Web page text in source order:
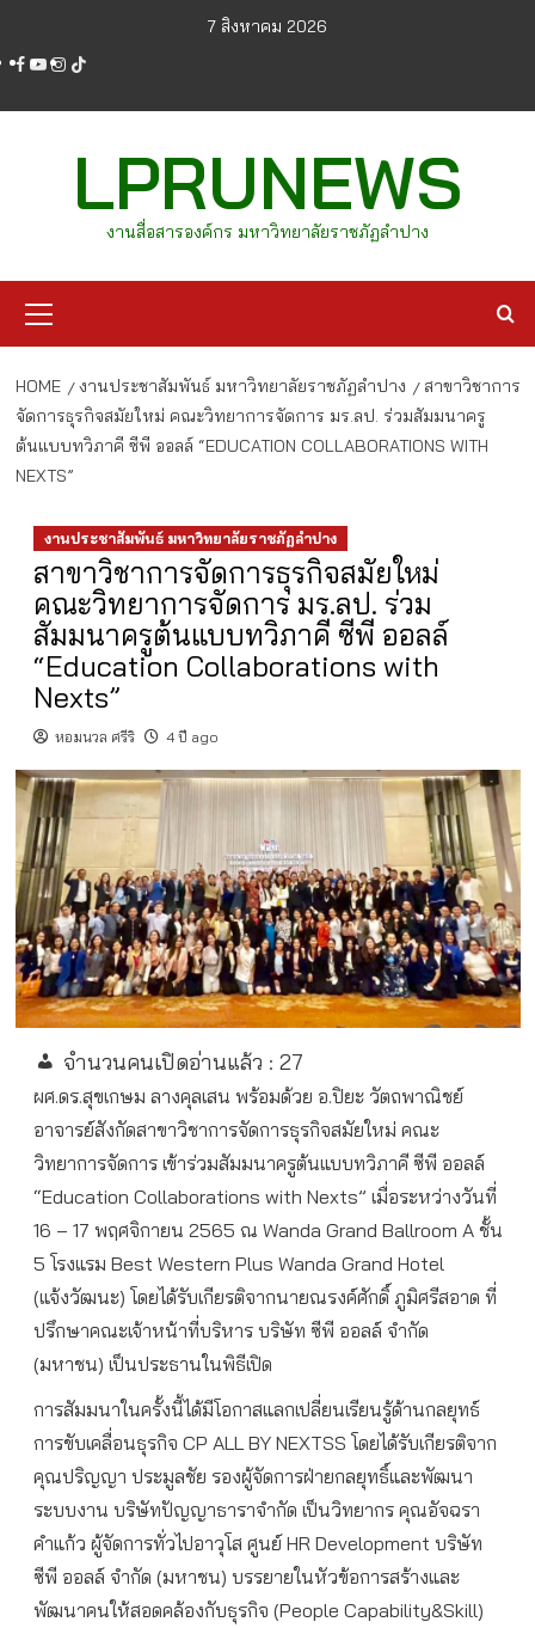
content
7 สิงหาคม 2026
facebook
youtube
instagram
tiktok
LPRUNEWS
งานสื่อสารองค์กร มหาวิทยาลัยราชภัฏลำปาง
Menu
HOME งานประชาสัมพันธ์ มหาวิทยาลัยราชภัฏลำปาง
สาขาวิชาการ
จัดการธุรกิจสมัยใหม่ คณะวิทยาการจัดการ มร.ลป. ร่วมสัมมนาครู
ต้นแบบทวิภาคี ซีพี ออลล์ “EDUCATION COLLABORATIONS WITH
NEXTS”
งานประชาสัมพันธ์ มหาวิทยาลัยราชภัฏลำปาง
สาขาวิชาการจัดการธุรกิจสมัยใหม่
คณะวิทยาการจัดการ มร.ลป. ร่วม
สัมมนาครูต้นแบบทวิภาคี ซีพี ออลล์
“Education Collaborations with
Nexts”
หอมนวล ศรีริ 4 ปี ago
จำนวนคนเปิดอ่านแล้ว : 27
ผศ.ดร.สุขเกษม ลางคุลเสน พร้อมด้วย อ.ปิยะ วัตถพาณิชย์
อาจารย์สังกัดสาขาวิชาการจัดการธุรกิจสมัยใหม่ คณะ
วิทยาการจัดการ เข้าร่วมสัมมนาครูต้นแบบทวิภาคี ซีพี ออลล์
“Education Collaborations with Nexts” เมื่อระหว่างวันที่
16 – 17 พฤศจิกายน 2565 ณ Wanda Grand Ballroom A ชั้น
5 โรงแรม Best Western Plus Wanda Grand Hotel
(แจ้งวัฒนะ) โดยได้รับเกียรติจากนายณรงค์ศักดิ์ ภูมิศรีสอาด ที่
ปรึกษาคณะเจ้าหน้าที่บริหาร บริษัท ซีพี ออลล์ จำกัด
(มหาชน) เป็นประธานในพิธีเปิด
การสัมมนาในครั้งนี้ได้มีโอกาสแลกเปลี่ยนเรียนรู้ด้านกลยุทธ์
การขับเคลื่อนธุรกิจ CP ALL BY NEXTSS โดยได้รับเกียรติจาก
คุณปริญญา ประมูลชัย รองผู้จัดการฝ่ายกลยุทธิ์และพัฒนา
ระบบงาน บริษัทปัญญาธาราจำกัด เป็นวิทยากร คุณอัจฉรา
คำแก้ว ผู้จัดการทั่วไปอาวุโส ศูนย์ HR Development บริษัท
ซีพี ออลล์ จำกัด (มหาชน) บรรยายในหัวข้อการสร้างและ
พัฒนาคนให้สอดคล้องกับธุรกิจ (People Capability&Skill)